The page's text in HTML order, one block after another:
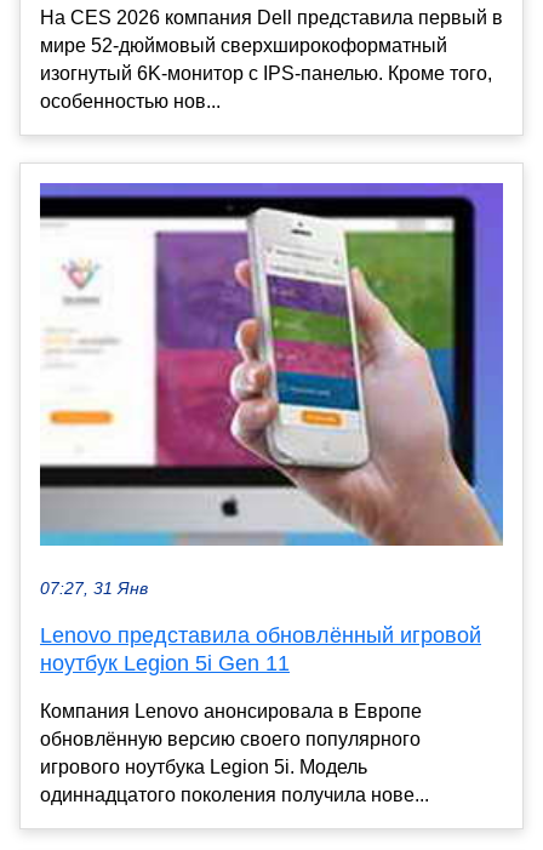
На CES 2026 компания Dell представила первый в
мире 52‑дюймовый сверхширокоформатный
изогнутый 6K‑монитор с IPS‑панелью. Кроме того,
особенностью нов...
07:27, 31 Янв
Lenovo представила обновлённый игровой
ноутбук Legion 5i Gen 11
Компания Lenovo анонсировала в Европе
обновлённую версию своего популярного
игрового ноутбука Legion 5i. Модель
одиннадцатого поколения получила нове...